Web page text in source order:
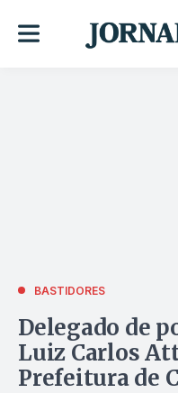
BASTIDORES
Delegado de
Luiz Carlos
Prefeitura de